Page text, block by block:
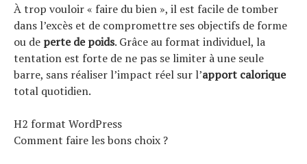
À trop vouloir « faire du bien », il est facile de tomber
dans l’excès et de compromettre ses objectifs de forme
ou de perte de poids. Grâce au format individuel, la
tentation est forte de ne pas se limiter à une seule
barre, sans réaliser l’impact réel sur l’apport calorique
total quotidien.
H2 format WordPress
Comment faire les bons choix ?